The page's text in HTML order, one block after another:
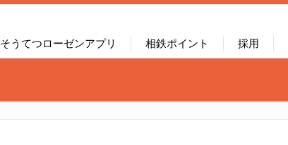
そうてつローゼンアプリ 相鉄ポイント 採用